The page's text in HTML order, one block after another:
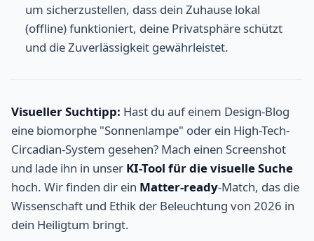
um sicherzustellen, dass dein Zuhause lokal
(offline) funktioniert, deine Privatsphäre schützt
und die Zuverlässigkeit gewährleistet.
Visueller Suchtipp: Hast du auf einem Design-Blog
eine biomorphe "Sonnenlampe" oder ein High-Tech-
Circadian-System gesehen? Mach einen Screenshot
und lade ihn in unser KI-Tool für die visuelle Suche
hoch. Wir finden dir ein Matter-ready-Match, das die
Wissenschaft und Ethik der Beleuchtung von 2026 in
dein Heiligtum bringt.